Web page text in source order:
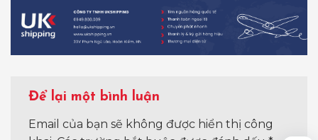
Để lại một bình luận
Email của bạn sẽ không được hiển thị công